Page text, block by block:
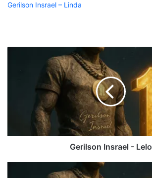
Gerilson Insrael – Linda
Gerilson Insrael - Lelo